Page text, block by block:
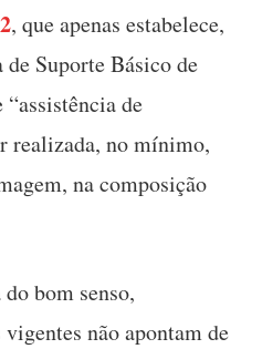
, que apenas estabelece,
Suporte Básico de
de
realizada, no mínimo,
na composição
bom senso,
não apontam de